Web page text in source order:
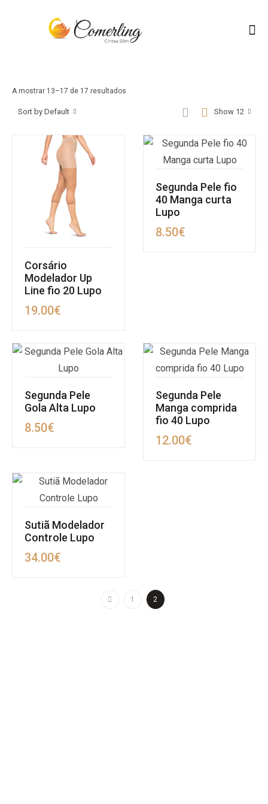
A mostrar 13–17 de 17 resultados
Show 12
Sort by Default
Corsário
Modelador Up
Line fio 20 Lupo
19.00€
Segunda Pele fio
40 Manga curta
Lupo
8.50€
Segunda Pele
Gola Alta Lupo
8.50€
Segunda Pele
Manga comprida
fio 40 Lupo
12.00€
Sutiã Modelador
Controle Lupo
34.00€
1 2